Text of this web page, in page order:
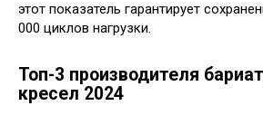
этот показатель гарантирует
000 циклов нагрузки.
Топ-3 производителя
кресел 2024